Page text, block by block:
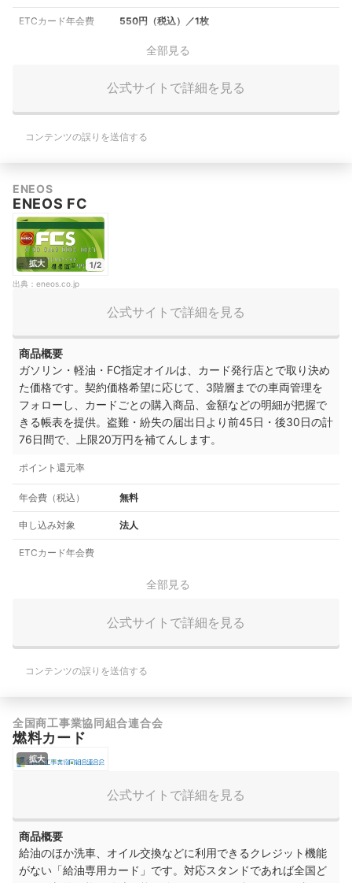
ETCカード年会費 550円（税込）／1枚
全部見る
公式サイトで詳細を見る
コンテンツの誤りを送信する
ENEOS
ENEOS FC
拡大
1/2
出典： eneos.co.jp
公式サイトで詳細を見る
商品概要
ガソリン・軽油・FC指定オイルは、カード発行店とで取り決め
た価格です。契約価格希望に応じて、3階層までの車両管理を
フォローし、カードごとの購入商品、金額などの明細が把握で
きる帳表を提供。 盗難・紛失の届出日より前45日・後30日の計
76日間で、上限20万円を補てんします。
ポイント還元率
年会費（税込） 無料
申し込み対象 法人
ETCカード年会費
全部見る
公式サイトで詳細を見る
コンテンツの誤りを送信する
全国商工事業協同組合連合会
燃料カード
拡大
公式サイトで詳細を見る
商品概要
給油のほか洗車、オイル交換などに利用できるクレジット機能
がない「給油専用カード」です。対応スタンドであれば全国ど